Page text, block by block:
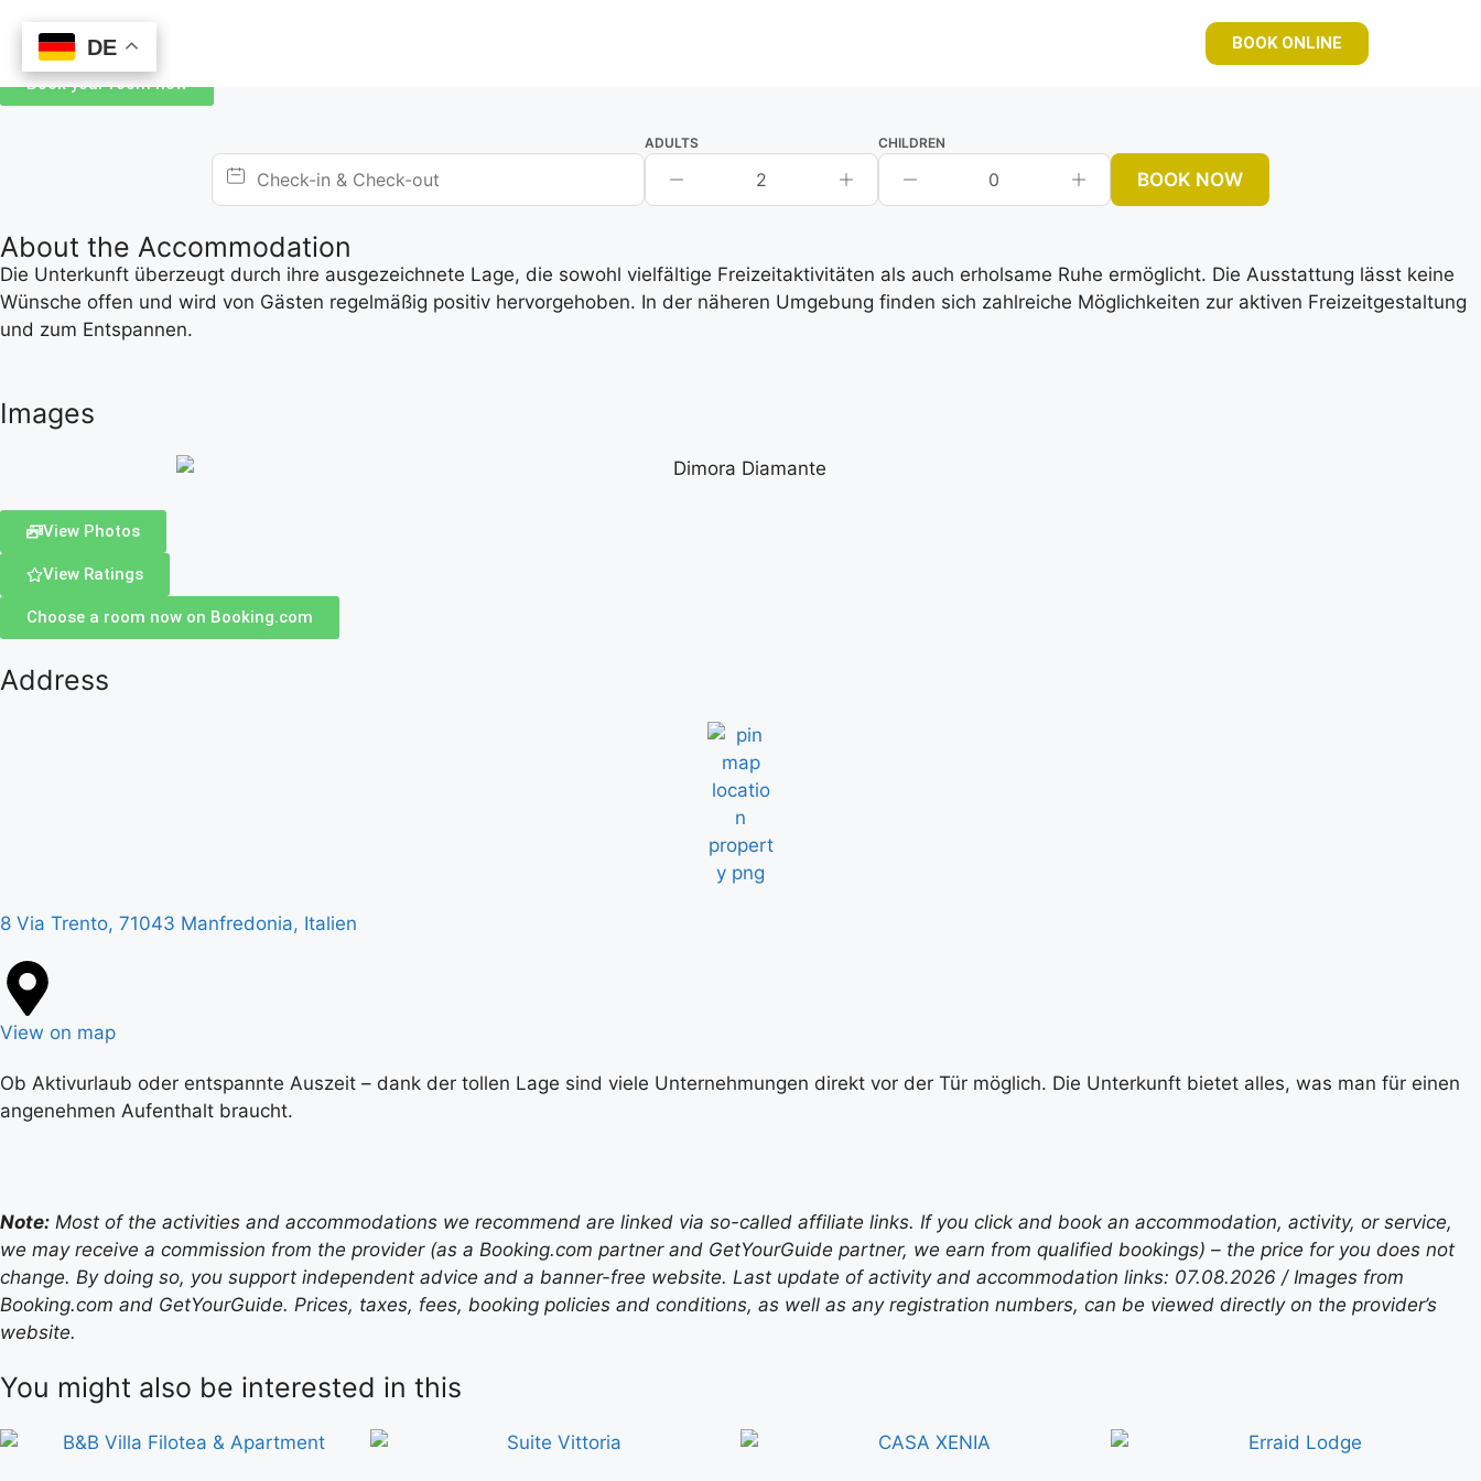
BOOK ONLINE
Book your room now
ADULTS
2
CHILDREN
0 BOOK NOW
About the Accommodation
Die Unterkunft überzeugt durch ihre ausgezeichnete Lage, die sowohl vielfältige Freizeitaktivitäten als auch erholsame Ruhe ermöglicht. Die Ausstattung lässt keine
Wünsche offen und wird von Gästen regelmäßig positiv hervorgehoben. In der näheren Umgebung finden sich zahlreiche Möglichkeiten zur aktiven Freizeitgestaltung
und zum Entspannen.
Images
View Photos
View Ratings
Choose a room now on Booking.com
Address
8 Via Trento, 71043 Manfredonia, Italien
View on map
Ob Aktivurlaub oder entspannte Auszeit – dank der tollen Lage sind viele Unternehmungen direkt vor der Tür möglich. Die Unterkunft bietet alles, was man für einen
angenehmen Aufenthalt braucht.
Note: Most of the activities and accommodations we recommend are linked via so-called affiliate links. If you click and book an accommodation, activity, or service,
we may receive a commission from the provider (as a Booking.com partner and GetYourGuide partner, we earn from qualified bookings) – the price for you does not
change. By doing so, you support independent advice and a banner-free website. Last update of activity and accommodation links: 07.08.2026 / Images from
Booking.com and GetYourGuide. Prices, taxes, fees, booking policies and conditions, as well as any registration numbers, can be viewed directly on the provider’s
website.
You might also be interested in this
DE
DE